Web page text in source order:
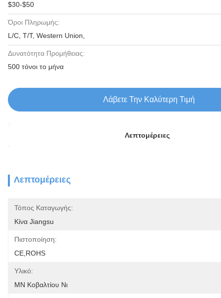
$30-$50
Όροι Πληρωμής:
L/C, T/T, Western Union,
Δυνατότητα Προμήθειας:
500 τόνοι το μήνα
Λάβετε Την Καλύτερη Τιμή
Λεπτομέρειες
Λεπτομέρειες
Τόπος Καταγωγής:
Κίνα Jiangsu
Πιστοποίηση:
CE,ROHS
Υλικό:
ΜΝ Κοβαλτίου Νι